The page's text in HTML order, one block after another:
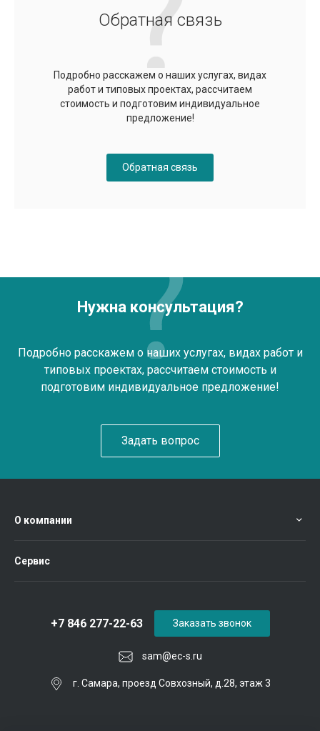
Обратная связь
Подробно расскажем о наших услугах, видах
работ и типовых проектах, рассчитаем
стоимость и подготовим индивидуальное
предложение!
Обратная связь
Нужна консультация?
Подробно расскажем о наших услугах, видах работ и
типовых проектах, рассчитаем стоимость и
подготовим индивидуальное предложение!
Задать вопрос
О компании
Сервис
sam@ec-s.ru
+7 846 277-22-63
г. Самара, проезд Совхозный, д.28, этаж 3
Заказать звонок